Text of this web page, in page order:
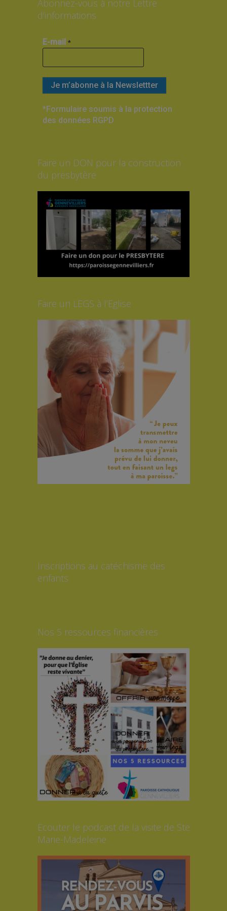
Abonnez-vous à notre Lettre
d’informations
E-mail *
*Formulaire soumis à la protection
des données RGPD
Faire un DON pour la construction
du presbytère
Faire un LEGS à l’Eglise
Inscriptions au catéchisme des
enfants
Nos 5 ressources financières
Ecouter le podcast de la visite de Ste
Marie-Madeleine